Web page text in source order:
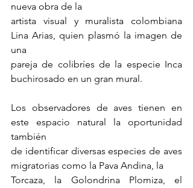
nueva obra de la
artista visual y muralista colombiana
Lina Arias, quien plasmó la imagen de
una
pareja de colibríes de la especie Inca
buchirosado en un gran mural.
Los observadores de aves tienen en
este espacio natural la oportunidad
también
de identificar diversas especies de aves
migratorias como la Pava Andina, la
Torcaza, la Golondrina Plomiza, el